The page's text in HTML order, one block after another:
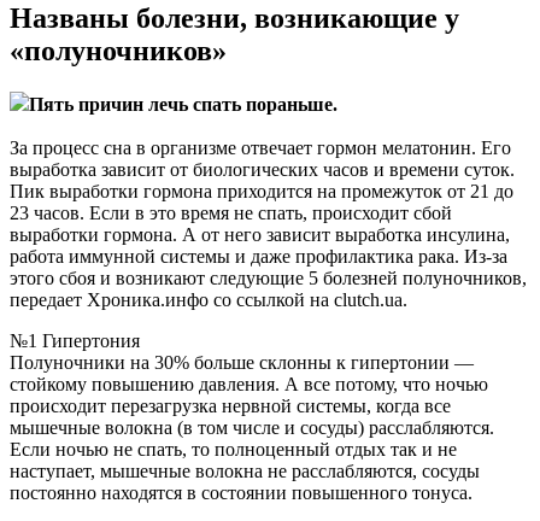
Названы болезни, возникающие у
«полуночников»
Пять причин лечь спать пораньше.
За процесс сна в организме отвечает гормон мелатонин. Его
выработка зависит от биологических часов и времени суток.
Пик выработки гормона приходится на промежуток от 21 до
23 часов. Если в это время не спать, происходит сбой
выработки гормона. А от него зависит выработка инсулина,
работа иммунной системы и даже профилактика рака. Из-за
этого сбоя и возникают следующие 5 болезней полуночников,
передает Хроника.инфо со ссылкой на clutch.ua.
№1 Гипертония
Полуночники на 30% больше склонны к гипертонии —
стойкому повышению давления. А все потому, что ночью
происходит перезагрузка нервной системы, когда все
мышечные волокна (в том числе и сосуды) расслабляются.
Если ночью не спать, то полноценный отдых так и не
наступает, мышечные волокна не расслабляются, сосуды
постоянно находятся в состоянии повышенного тонуса.